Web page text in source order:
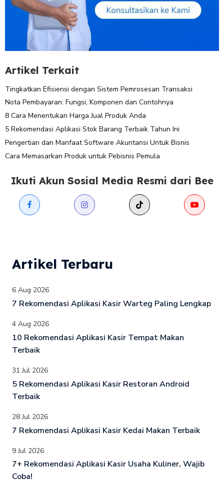
Artikel Terkait
Tingkatkan Efisiensi dengan Sistem Pemrosesan Transaksi
Nota Pembayaran: Fungsi, Komponen dan Contohnya
8 Cara Menentukan Harga Jual Produk Anda
5 Rekomendasi Aplikasi Stok Barang Terbaik Tahun Ini
Pengertian dan Manfaat Software Akuntansi Untuk Bisnis
Cara Memasarkan Produk untuk Pebisnis Pemula
Ikuti Akun Sosial Media Resmi dari Bee
Artikel Terbaru
6 Aug 2026
7 Rekomendasi Aplikasi Kasir Warteg Paling Lengkap
4 Aug 2026
10 Rekomendasi Aplikasi Kasir Tempat Makan
Terbaik
31 Jul 2026
5 Rekomendasi Aplikasi Kasir Restoran Android
Terbaik
28 Jul 2026
7 Rekomendasi Aplikasi Kasir Kedai Makan Terbaik
9 Jul 2026
7+ Rekomendasi Aplikasi Kasir Usaha Kuliner, Wajib
Coba!